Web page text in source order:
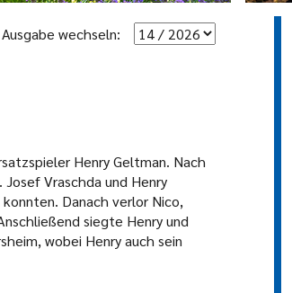
Ausgabe wechseln:
Henry Geltman. Nach
Vraschda und Henry
Danach verlor Nico,
siegte Henry und
wobei Henry auch sein